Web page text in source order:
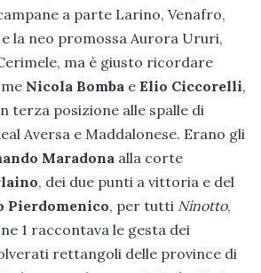
a parte Larino, Venafro,
la neo promossa Aurora Ururi,
ma è giusto ricordare
Nicola Bomba e Elio Ciccorelli,
terza posizione alle spalle di
Aversa e Maddalonese. Erano gli
Maradona alla corte
, dei due punti a vittoria e del
Pierdomenico, per tutti Ninotto,
1 raccontava le gesta dei
rettangoli delle province di